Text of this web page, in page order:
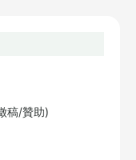
稿/贊助)